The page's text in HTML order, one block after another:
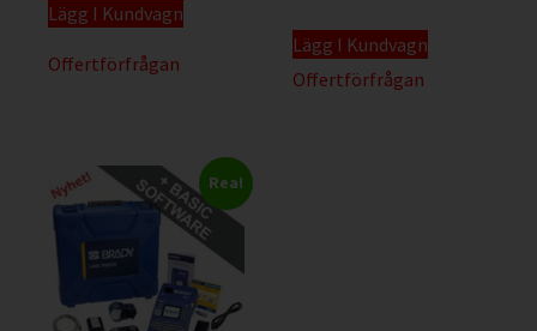
Lägg I Kundvagn
Offertförfrågan
Lägg I Kundvagn
Offertförfrågan
Rea!